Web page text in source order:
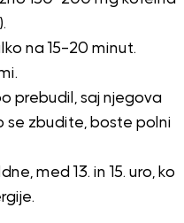
na 15–20 minut.
prebudil, saj njegova
se zbudite, boste polni
med 13. in 15. uro, ko